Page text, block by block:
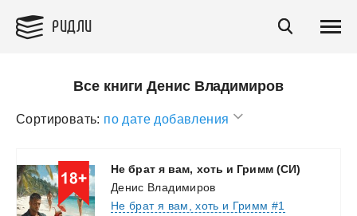
РИДЛИ
Все книги Денис Владимиров
Сортировать: по дате добавления
Не брат я вам, хоть и Гримм (СИ)
Денис Владимиров
Не брат я вам, хоть и Гримм #1